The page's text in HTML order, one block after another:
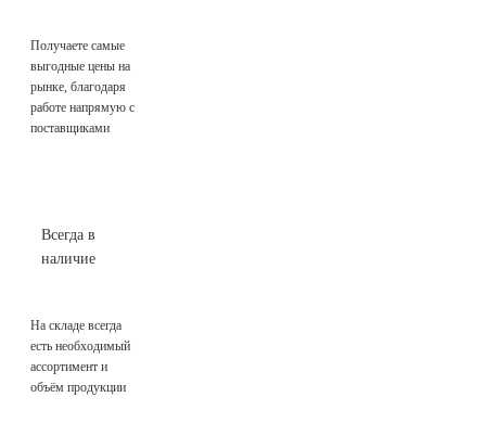
Получаете самые
выгодные цены на
рынке, благодаря
работе напрямую с
поставщиками
Всегда в
наличие
На складе всегда
есть необходимый
ассортимент и
объём продукции